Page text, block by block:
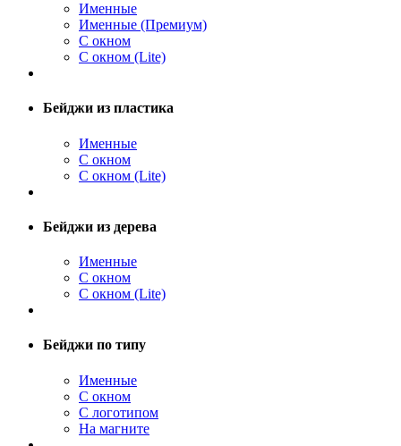
Именные
Именные (Премиум)
С окном
С окном (Lite)
Бейджи из пластика
Именные
С окном
С окном (Lite)
Бейджи из дерева
Именные
С окном
С окном (Lite)
Бейджи по типу
Именные
С окном
С логотипом
На магните